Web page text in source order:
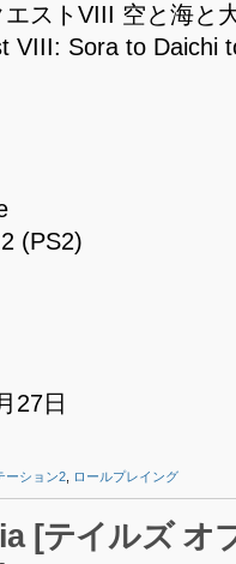
ストVIII 空と海と
VIII: Sora to Daichi
(PS2)
27日
ーション2 ロールプレイング
[テイルズ オ